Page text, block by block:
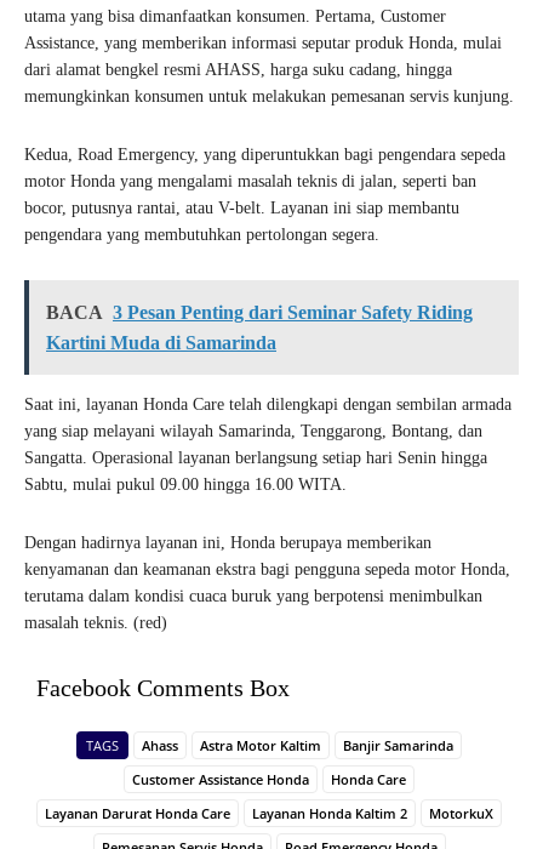
utama yang bisa dimanfaatkan konsumen. Pertama, Customer
Assistance, yang memberikan informasi seputar produk Honda, mulai
dari alamat bengkel resmi AHASS, harga suku cadang, hingga
memungkinkan konsumen untuk melakukan pemesanan servis kunjung.
Kedua, Road Emergency, yang diperuntukkan bagi pengendara sepeda
motor Honda yang mengalami masalah teknis di jalan, seperti ban
bocor, putusnya rantai, atau V-belt. Layanan ini siap membantu
pengendara yang membutuhkan pertolongan segera.
BACA 3 Pesan Penting dari Seminar Safety Riding
Kartini Muda di Samarinda
Saat ini, layanan Honda Care telah dilengkapi dengan sembilan armada
yang siap melayani wilayah Samarinda, Tenggarong, Bontang, dan
Sangatta. Operasional layanan berlangsung setiap hari Senin hingga
Sabtu, mulai pukul 09.00 hingga 16.00 WITA.
Dengan hadirnya layanan ini, Honda berupaya memberikan
kenyamanan dan keamanan ekstra bagi pengguna sepeda motor Honda,
terutama dalam kondisi cuaca buruk yang berpotensi menimbulkan
masalah teknis. (red)
Facebook Comments Box
TAGS Ahass Astra Motor Kaltim
Banjir Samarinda
Customer Assistance Honda
Honda Care
Layanan Darurat Honda Care
Layanan Honda Kaltim 2
MotorkuX